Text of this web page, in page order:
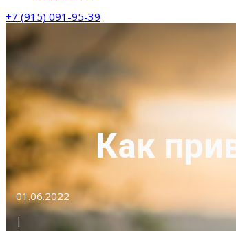
+7 (915) 091-95-39
Как
01.06.2022
|